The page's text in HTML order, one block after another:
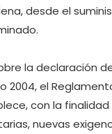
desde el
la declaración
el
con la
nuevas